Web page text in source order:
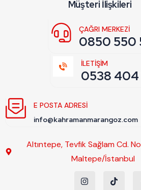
Müşteri İlişkileri
ÇAĞRI MERKEZI
0850 550
İLETİŞİM
0538 404
E POSTA ADRESI
info@kahramanmarangoz.com
Altıntepe, Tevfik Sağlam Cd.
Maltepe/İstanbul